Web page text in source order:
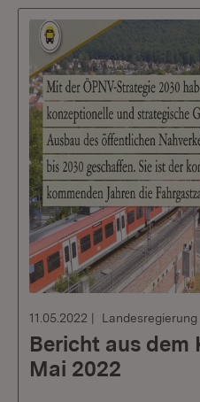
11.05.2022 Landesregierung
Bericht aus dem
Mai 2022